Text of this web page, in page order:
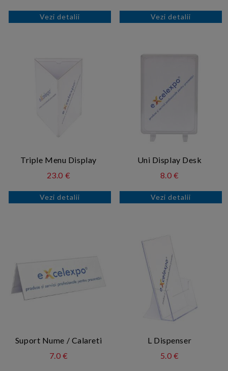
Vezi detalii Vezi detalii
Triple Menu Display
23.0 €
Vezi detalii
Uni Display Desk
8.0 €
Vezi detalii
Suport Nume / Calareti
7.0 €
L Dispenser
5.0 €